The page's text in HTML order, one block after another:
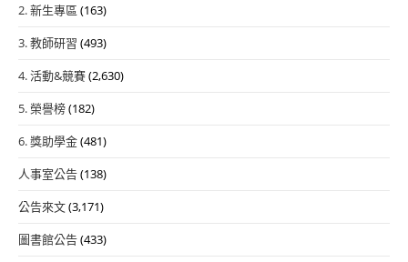
2. 新生專區 (163)
3. 教師研習 (493)
4. 活動&競賽(2,630)
5. 榮譽榜(182)
6. 獎助學金(481)
人事室公告(138)
公告來文(3,171)
圖書館公告(433)